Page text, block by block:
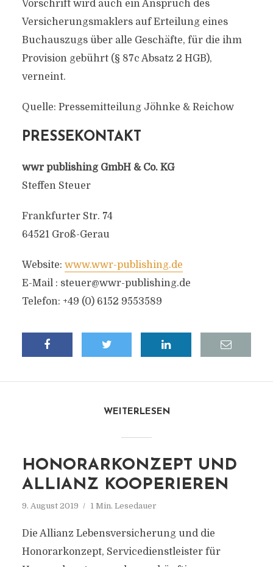
Vorschrift wird auch ein Anspruch des
Versicherungsmaklers auf Erteilung eines
Buchauszugs über alle Geschäfte, für die ihm
Provision gebührt (§ 87c Absatz 2 HGB),
verneint.
Quelle: Pressemitteilung Jöhnke & Reichow
PRESSEKONTAKT
wwr publishing GmbH & Co. KG
Steffen Steuer
Frankfurter Str. 74
64521 Groß-Gerau
Website: www.wwr-publishing.de
E-Mail : steuer@wwr-publishing.de
Telefon: +49 (0) 6152 9553589
WEITERLESEN
HONORARKONZEPT UND
ALLIANZ KOOPERIEREN
9. August 2019 1 Min. Lesedauer
Die Allianz Lebensversicherung und die
Honorarkonzept, Servicedienstleister für